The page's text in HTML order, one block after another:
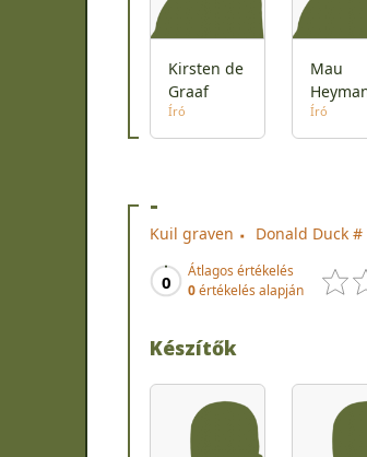
Kirsten de
Graaf
Író
Mau
Író
-
Kuil graven Donald Duck
0
Átlagos értékelés
0értékelés alapján
Készítők